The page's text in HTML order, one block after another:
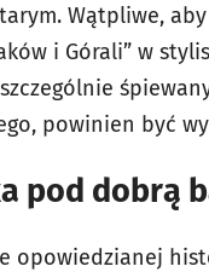
Wątpliwe,
i Górali” w
powinien być
pod dobrą
opowiedzianej